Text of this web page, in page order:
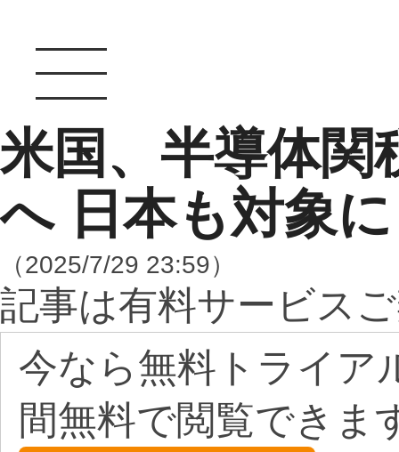
米国、半導体関
へ 日本も対象に
（2025/7/29 23:59）
記事は有料サービス
今なら無料トライア
間無料で閲覧できま